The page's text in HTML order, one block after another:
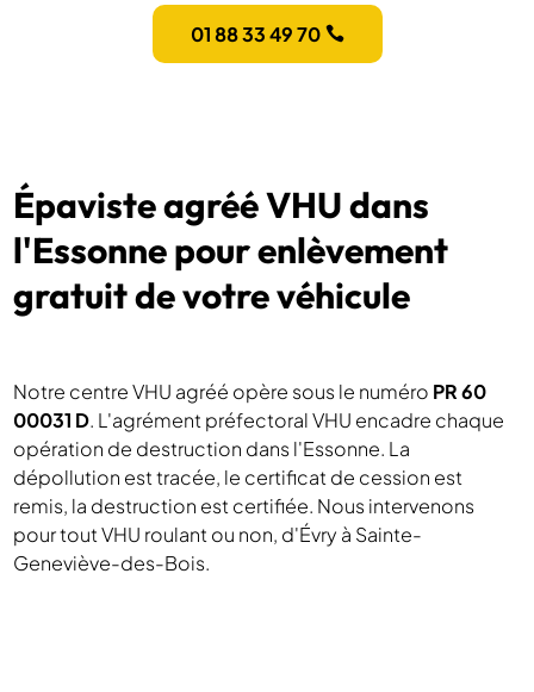
01 88 33 49 70
Épaviste agréé VHU dans
l'Essonne pour enlèvement
gratuit de votre véhicule
Notre centre VHU agréé opère sous le numéro PR 60
00031 D. L'agrément préfectoral VHU encadre chaque
opération de destruction dans l'Essonne. La
dépollution est tracée, le certificat de cession est
remis, la destruction est certifiée. Nous intervenons
pour tout VHU roulant ou non, d'Évry à Sainte-
Geneviève-des-Bois.